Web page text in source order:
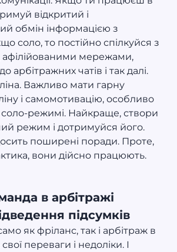
відкритий і
обмін інформацією з
соло, то постійно спілкуйся з
мережами,
арбітражних чатів і так далі.
Важливо мати гарну
і самомотивацію, особливо
соло-режимі. Найкраще, створи
режим і дотримуйся його.
поширені поради. Проте,
вони дійсно працюють.
в арбітражі
підсумків
як фріланс, так і арбітраж в
переваги і недоліки. І